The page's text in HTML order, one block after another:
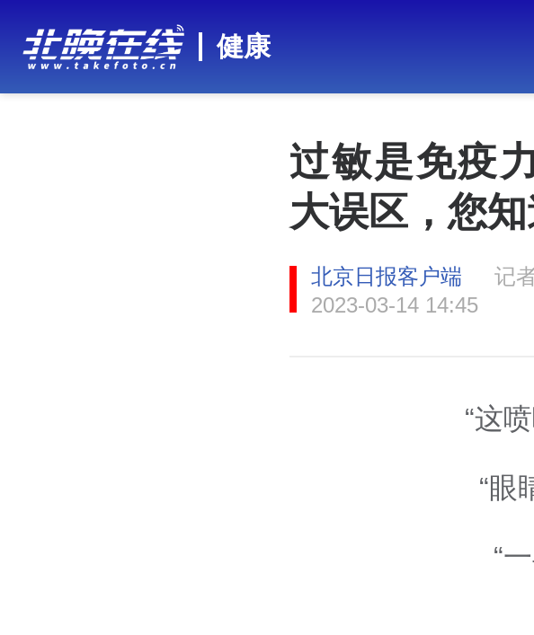
健康
过敏是免疫
大误区，您知
北京日报客户端
记
2023-03-14 14:45
“这
“眼
“